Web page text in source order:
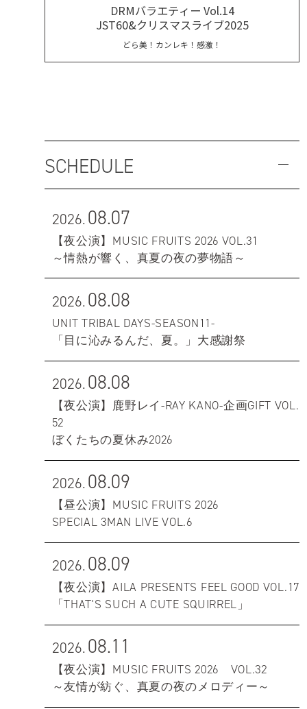
DRMバラエティー Vol.14
JST60&クリスマスライブ2025
どら美！カンレキ！感激！
SCHEDULE
2026.08.07
【夜公演】MUSIC FRUITS 2026 VOL.31
～情熱が響く、真夏の夜の夢物語～
2026.08.08
UNIT TRIBAL DAYS-SEASON11-
「目に沁みるんだ、夏。」大感謝祭
2026.08.08
【夜公演】鹿野レイ-RAY KANO-企画GIFT VOL.
52
ぼくたちの夏休み2026
2026.08.09
【昼公演】MUSIC FRUITS 2026
SPECIAL 3MAN LIVE VOL.6
2026.08.09
【夜公演】AILA PRESENTS FEEL GOOD VOL.17
「THAT'S SUCH A CUTE SQUIRREL」
2026.08.11
【夜公演】MUSIC FRUITS 2026 VOL.32
～友情が紡ぐ、真夏の夜のメロディー～